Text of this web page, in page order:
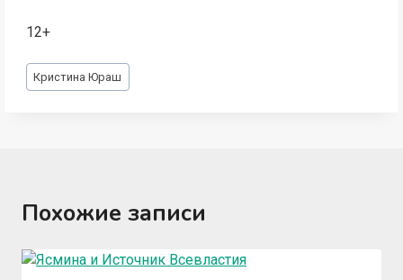
12+
Метки
записи:
Кристина Юраш
Похожие записи